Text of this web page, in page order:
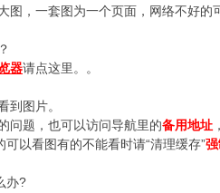
图，一套图为一个页面，网络不好的
器请点这里。。
到图片。
问题，也可以访问导航里的备用地址
看图有的不能看时请“清理缓存”
办?